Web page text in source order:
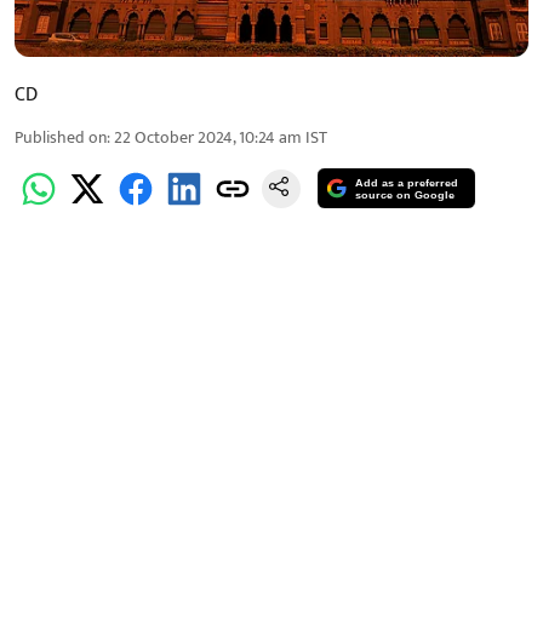
CD
Published on:22 October 2024, 10:24 am IST
Add as a preferred
source on Google